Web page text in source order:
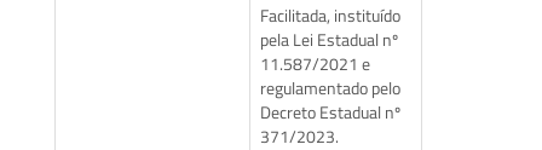
Facilitada, instituído
pela Lei Estadual nº
11.587/2021 e
regulamentado pelo
Decreto Estadual nº
371/2023.